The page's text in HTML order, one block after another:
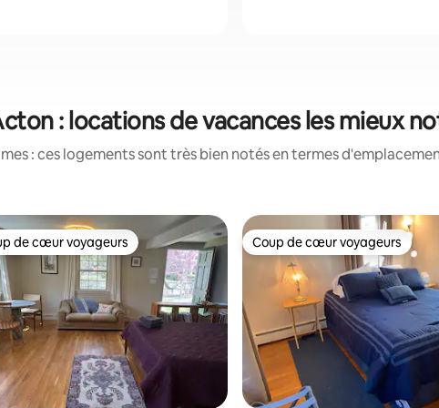
: locations de vacances les mieux
: ces logements sont très bien notés en termes
de cœur voyageurs
de cœur voyageurs Coup de cœur voyageurs
Coup de cœur voyageurs